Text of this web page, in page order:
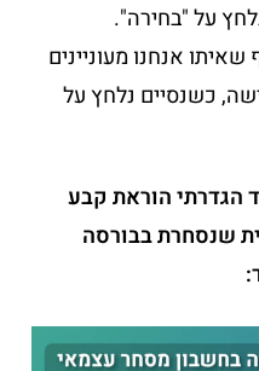
על "בחירה".
אנחנו מעוניינים
כשנסיים נלחץ על
הגדרתי הוראת קבע
שנסחרת בבורסה